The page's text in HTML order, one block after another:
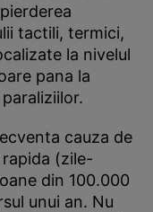
tactili, termici,
la nivelul
pana la
cauza de
(zile-
din 100.000
unui an. Nu